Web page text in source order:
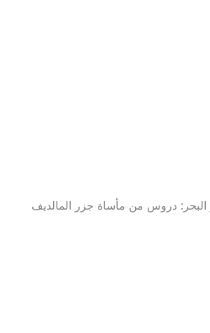
البحر: دروس من مأساة جزر المالديف